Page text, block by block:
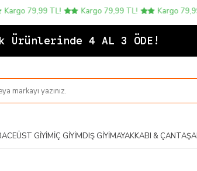
79,99 TL! Kargo 79,99 TL! Kargo 79,99
Ürünlerinde 4 AL 3 ÖDE!
ÜST GIYIMİÇ GIYIMDIŞ GIYIMAYAKKABI & ÇANTA